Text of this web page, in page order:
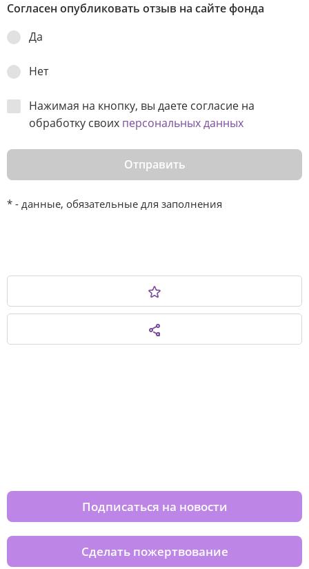
Согласен опубликовать отзыв на сайте фонда
Да
Нет
Нажимая на кнопку, вы даете согласие на
обработку своих персональных данных
Отправить
* - данные, обязательные для заполнения
Подписаться на новости
Сделать пожертвование